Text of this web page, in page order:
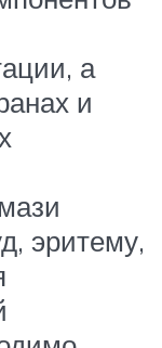
а
и
эритему,